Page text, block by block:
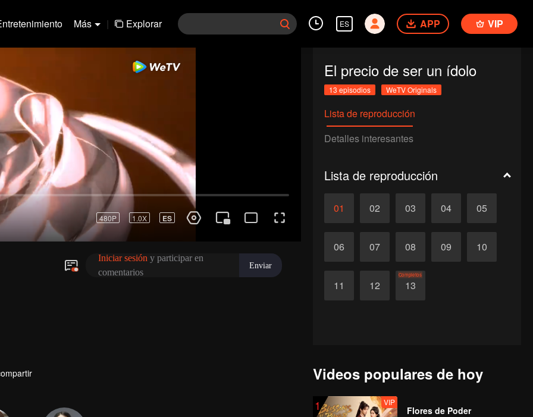
Más | Explorar ES APP VIP
El precio de ser un ídolo
13 episodios WeTV Originals
Lista de reproducción
Detalles interesantes
Lista de reproducción
01 02 03 04 05
06 07 08 09 10
11 12 13
Completos
Videos populares de hoy
1 VIP
Flores de Poder